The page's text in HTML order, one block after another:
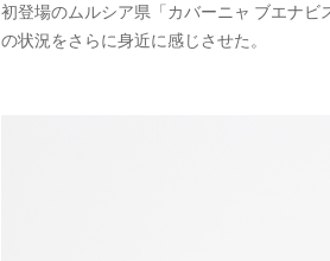
初登場のムルシア県「カバーニャ ブエナ
の状況をさらに身近に感じさせた。